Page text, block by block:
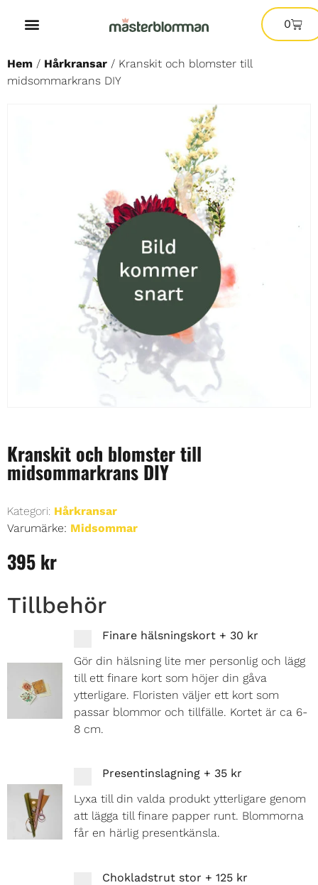
0
Hem / Hårkransar / Kranskit och blomster till
midsommarkrans DIY
Kranskit och blomster till
midsommarkrans DIY
Kategori: Hårkransar
Varumärke: Midsommar
395 kr
Tillbehör
Finare hälsningskort + 30 kr
Gör din hälsning lite mer personlig och lägg
till ett finare kort som höjer din gåva
ytterligare. Floristen väljer ett kort som
passar blommor och tillfälle. Kortet är ca 6-
8 cm.
Presentinslagning + 35 kr
Lyxa till din valda produkt ytterligare genom
att lägga till finare papper runt. Blommorna
får en härlig presentkänsla.
Chokladstrut stor +125 kr